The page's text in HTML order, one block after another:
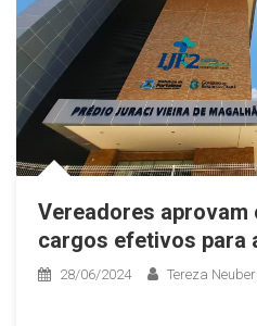
Vereadores aprovam
cargos efetivos para
28/06/2024 Tereza